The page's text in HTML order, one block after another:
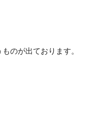
のが出ております。